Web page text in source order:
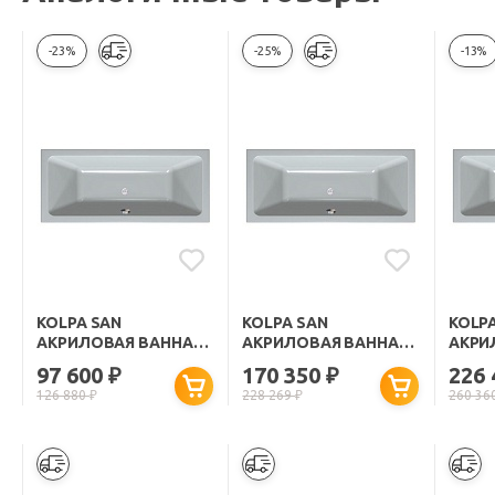
-23%
KOLPA SAN
АКРИЛОВАЯ ВАННА
ELEKTRA BASIS 170X80
97 600₽
126 880₽
-25%
KOLPA SAN
АКРИЛОВАЯ ВАННА
ELEKTRA STANDART
170X80
170 350₽
228 269₽
-13%
226
260